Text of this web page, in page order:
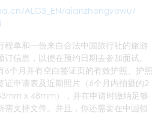
cn/ALG3_EN/qianzhengyewu/
程单和一份来自合法中国旅行社的旅游
信息，以便在预约日期去参加面试。
6个月并有空白签证页的有效护照、护照
证申请表及近期照片（6个月内拍摄的2
x 48mm），并在申请时缴纳足够
需支持文件。并且，你还需要在中国领